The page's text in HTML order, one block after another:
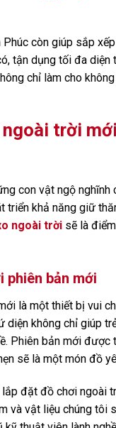
còn giúp sắp
tận dụng tối đa
chỉ làm cho
trời
con vật ngộ nghĩnh
triển khả năng giữ
ngoài trời sẽ là
phiên bản mới
là một thiết bị vui
không chỉ giúp
Phiên bản mới
sẽ là một món đồ
đặt đồ chơi ngoài
và vật liệu chúng